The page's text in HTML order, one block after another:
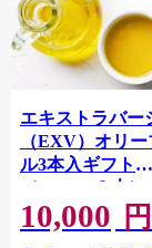
エキストラバー
（EXV）オリー
ル3本入ギフト
（150ml×３本
ン産
10,000 円